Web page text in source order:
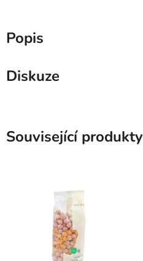
Popis
Diskuze
Související produkty